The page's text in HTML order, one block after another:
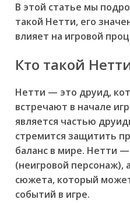
В этой статье мы
такой Нетти, его
влияет на игровой
Кто такой
Нетти — это друид,
встречают в начале
является частью
стремится защитить
баланс в мире. Нетти —
(неигровой персонаж),
сюжета, который
событий в игре.